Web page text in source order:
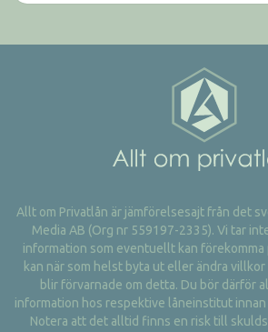
Allt om Privatlån är jämförelsesajt från det
Media AB (Org nr 559197-2335). Vi tar
information som eventuellt kan förekomma
kan när som helst byta ut eller ändra
blir förvarnade om detta. Du bör därför
information hos respektive låneinstitut
Notera att det alltid finns en risk till